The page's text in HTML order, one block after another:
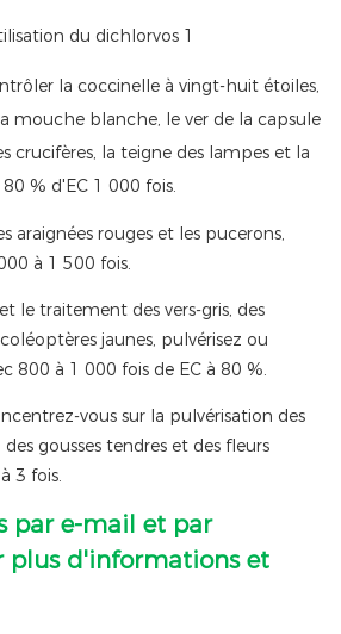
la coccinelle à vingt-huit étoiles,
mouche blanche, le ver de la capsule
crucifères, la teigne des lampes et la
% d'EC 1 000 fois.
araignées rouges et les pucerons,
à 1 500 fois.
le traitement des vers-gris, des
jaunes, pulvérisez ou
800 à 1 000 fois de EC à 80 %.
vous sur la pulvérisation des
gousses tendres et des fleurs
3 fois.
par e-mail et par
plus d'informations et